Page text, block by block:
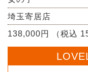
埼玉寄居店
138,000円 （税込